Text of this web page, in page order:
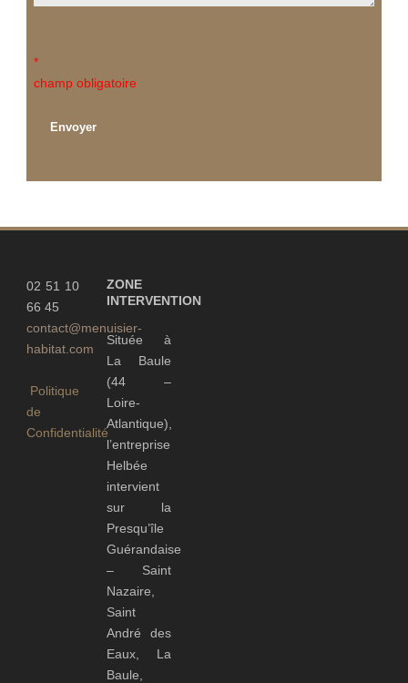
*
champ obligatoire
02 51 10
66 45
contact@menuisier-
habitat.com
Politique
de
Confidentialité
ZONE
INTERVENTION
Située à
La Baule
(44 –
Loire-
Atlantique),
l’entreprise
Helbée
intervient
sur la
Presqu’île
Guérandaise
– Saint
Nazaire,
Saint
André des
Eaux, La
Baule,